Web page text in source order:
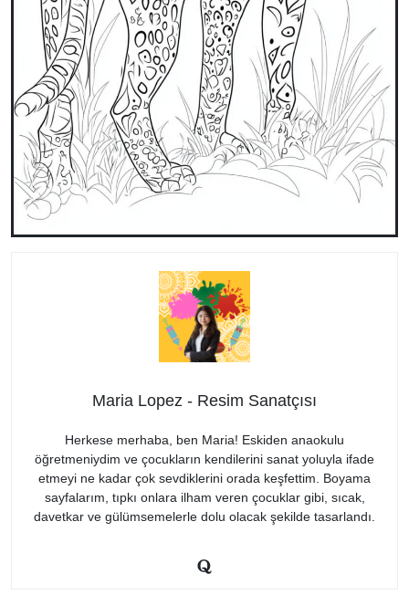
Maria Lopez - Resim Sanatçısı
Herkese merhaba, ben Maria! Eskiden anaokulu
öğretmeniydim ve çocukların kendilerini sanat yoluyla ifade
etmeyi ne kadar çok sevdiklerini orada keşfettim. Boyama
sayfalarım, tıpkı onlara ilham veren çocuklar gibi, sıcak,
davetkar ve gülümsemelerle dolu olacak şekilde tasarlandı.